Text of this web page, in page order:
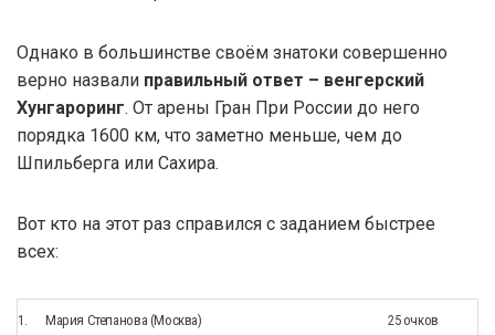
Однако в большинстве своём знатоки совершенно
верно назвали правильный ответ – венгерский
Хунгароринг. От арены Гран При России до него
порядка 1600 км, что заметно меньше, чем до
Шпильберга или Сахира.
Вот кто на этот раз справился с заданием быстрее
всех:
1. Мария Степанова (Москва)
25 очков